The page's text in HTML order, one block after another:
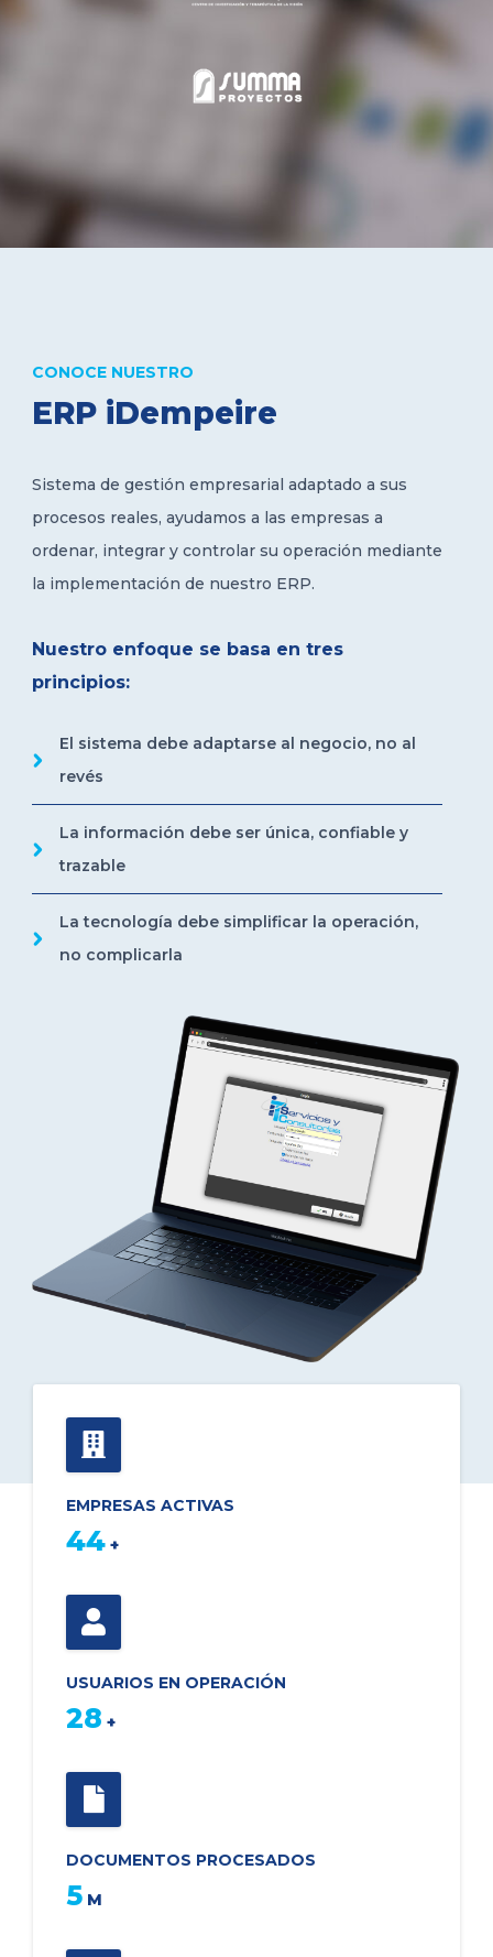
ERP iDempeire
CONOCE NUESTRO
Sistema de gestión empresarial adaptado a sus
procesos reales, ayudamos a las empresas a
ordenar, integrar y controlar su operación mediante
la implementación de nuestro ERP.
Nuestro enfoque se basa en tres
principios:
El sistema debe adaptarse al negocio, no al
revés
La información debe ser única, confiable y
trazable
La tecnología debe simplificar la operación,
no complicarla
EMPRESAS ACTIVAS
47 +
USUARIOS EN OPERACIÓN
30 +
DOCUMENTOS PROCESADOS
5 M